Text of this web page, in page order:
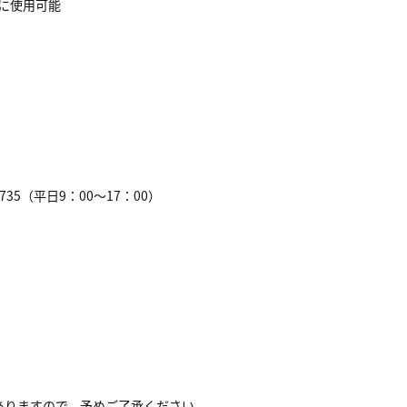
使用可能
（平日9：00～17：00）